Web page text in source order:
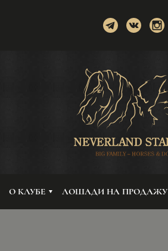
О КЛУБЕ ЛОШАДИ НА ПРОДАЖУ